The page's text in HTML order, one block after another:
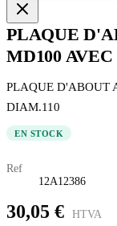
PLAQUE
MD100
PLAQUE D'ABOUT
DIAM.110
EN STOCK
Ref
12A12386
30,05 € HTVA